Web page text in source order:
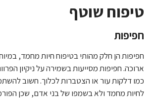
טיפוח שוטף
חפיפות
חפיפות הן חלק מהותי בטיפוח חיות מחמד,
ארוכה. חפיפות מסייעות בשמירה על ניקיון
כמו דלקות עור או הצטברות לכלוך. חשוב
לחיות מחמד ולא בשמפו של בני אדם, שכן